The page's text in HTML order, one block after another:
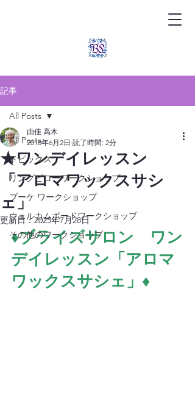
記事
All Posts
トピックス
リングピローワークショップ
ブーケ ワークショップ
ウェルカムボードワークショップ
その他のワークショップ
All Posts
★ワンデイレッスン
「アロマワックスサシ
ェ」
由佳 高木
2018年6月2日 読了時間: 2分
更新日：2025年7月28日
♦ブライズサロン　ワン
デイレッスン 「アロマ
ワックスサシェ」♦